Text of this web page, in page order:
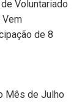
Voluntariado
Vem
de 8
Mês de Julho